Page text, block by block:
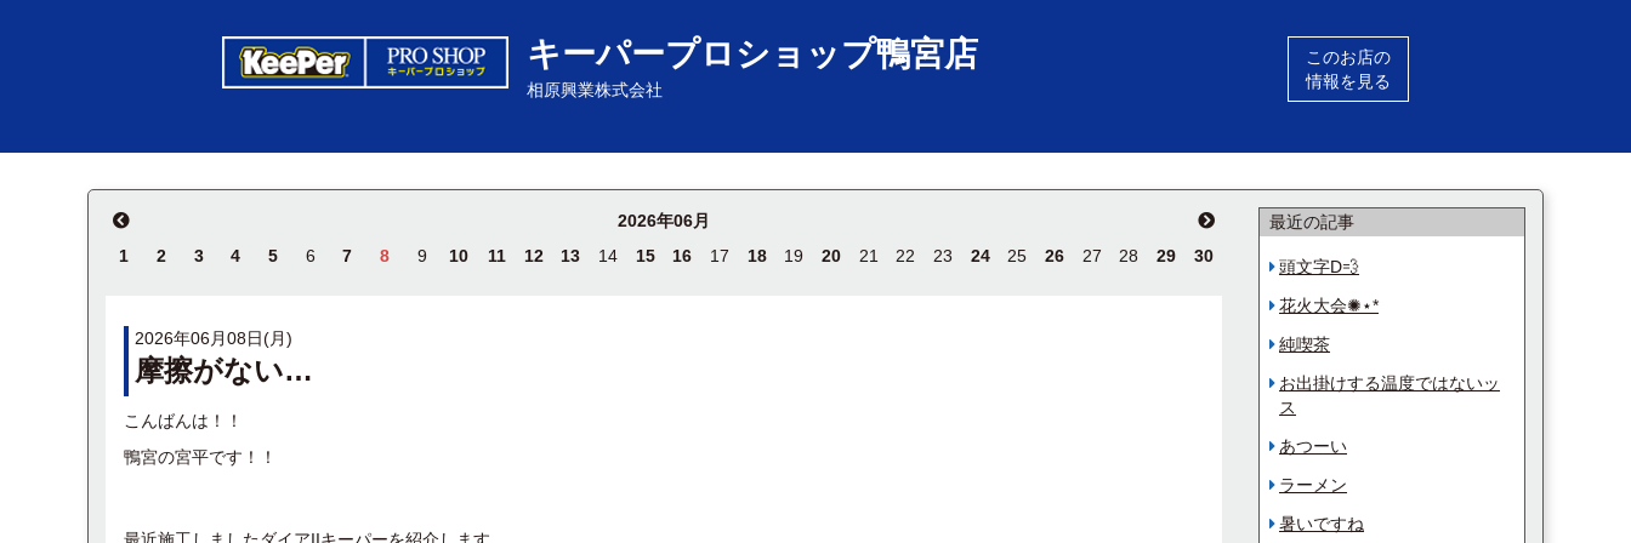
キーパープロショップ鴨宮店
相原興業株式会社
このお店の
情報を見る
2026年06月
1
2 3 4 5 6 7 8 9 10 11 12 13 14 15 16 17 18 19 20 21 22 23 24 25 26 27 28 29 30
2026年06月08日(月)
摩擦がない…
こんばんは！！
鴨宮の宮平です！！
最近の記事
頭文字D💨
花火大会✺⋆*
純喫茶
お出掛けする温度ではないッ
ス
あつーい
ラーメン
暑いですね